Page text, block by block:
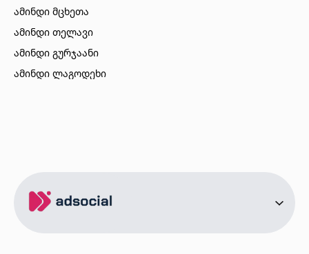
ამინდი მცხეთა
ამინდი თელავი
ამინდი გურჯაანი
ამინდი ლაგოდეხი
ამინდი ზუგდიდი